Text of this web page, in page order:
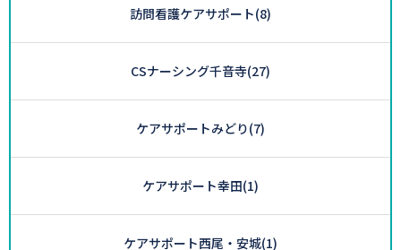
訪問看護ケアサポート(8)
CSナーシング千音寺(27)
ケアサポートみどり(7)
ケアサポート幸田(1)
ケアサポート西尾・安城(1)